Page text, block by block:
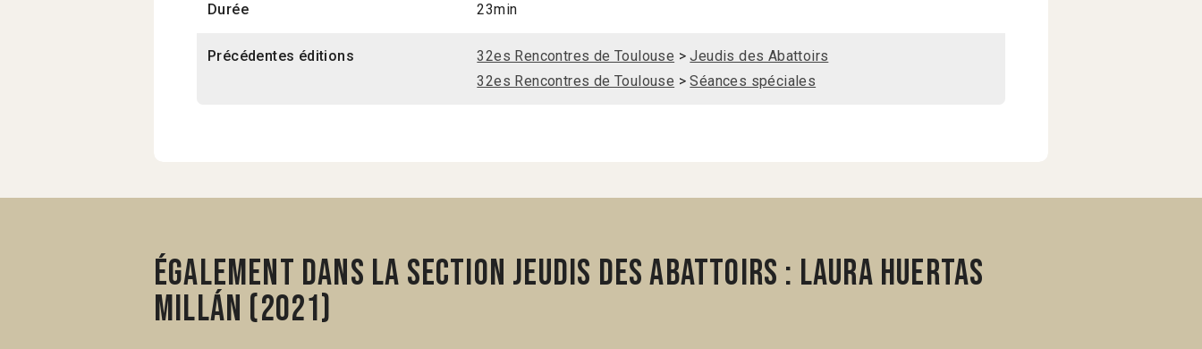
Durée 23min
Précédentes éditions 32es Rencontres de Toulouse >Jeudis des Abattoirs
32es Rencontres de Toulouse >Séances spéciales
Également dans la section Jeudis des Abattoirs : Laura Huertas
Millán (2021)